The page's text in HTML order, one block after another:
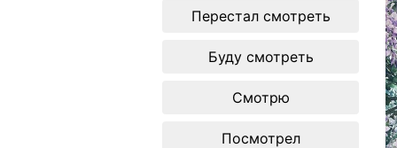
Перестал смотреть
Буду смотреть
Смотрю
Посмотрел